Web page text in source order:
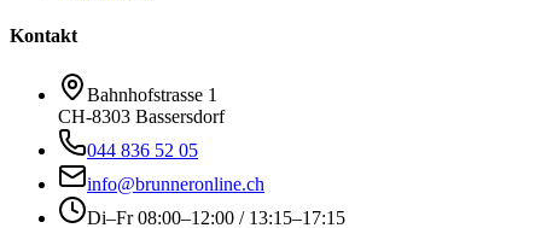
Kontakt
Bahnhofstrasse 1
CH-8303 Bassersdorf
044 836 52 05
info@brunneronline.ch
Di–Fr 08:00–12:00 / 13:15–17:15